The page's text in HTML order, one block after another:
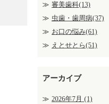
審美歯科(13)
虫歯・歯周病(37)
お口の悩み(61)
えとせとら(51)
アーカイブ
2026年7月 (1)